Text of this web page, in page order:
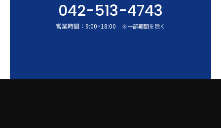
042-513-4743
営業時間： 9:00~18:00 ※一部期間を除く